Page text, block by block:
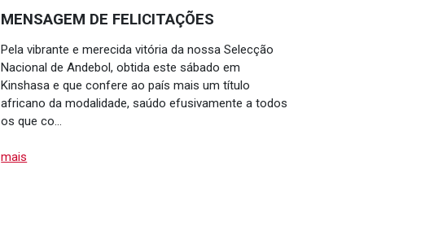
MENSAGEM DE FELICITAÇÕES
Pela vibrante e merecida vitória da nossa Selecção
Nacional de Andebol, obtida este sábado em
Kinshasa e que confere ao país mais um título
africano da modalidade, saúdo efusivamente a todos
os que co…
mais